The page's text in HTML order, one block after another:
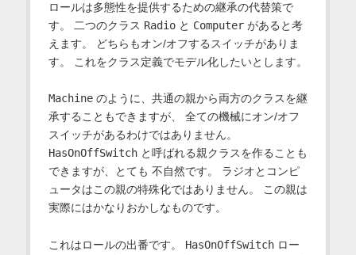
ロールは多態性を提供するための継承の代替策で
す。 二つのクラス Radioと Computerがあると考
えます。 どちらもオン/オフするスイッチがありま
す。 これをクラス定義でモデル化したいとします。
Machineのように、共通の親から両方のクラスを継
承することもできますが、 全ての機械にオン/オフ
スイッチがあるわけではありません。
HasOnOffSwitchと呼ばれる親クラスを作ることも
できますが、とても 不自然です。 ラジオとコンピ
ュータはこの親の特殊化ではありません。 この親は
実際にはかなりおかしなものです。
これはロールの出番です。 HasOnOffSwitchロー